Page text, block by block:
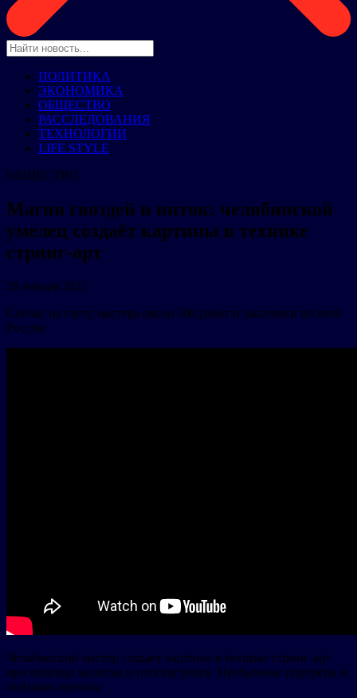
ПОЛИТИКА
ЭКОНОМИКА
ОБЩЕСТВО
РАССЛЕДОВАНИЯ
ТЕХНОЛОГИИ
LIFE STYLE
ОБЩЕСТВО
Магия гвоздей и ниток: челябинской
умелец создаёт картины в технике
стринг-арт
28 января 2021
Сейчас на счету мастера около 500 работ и заказчики по всей
России
Челябинский мастер создает картины в технике стринг-арт
при помощи молотка и плоскогубцев. Необычные портреты и
пейзажи оценила